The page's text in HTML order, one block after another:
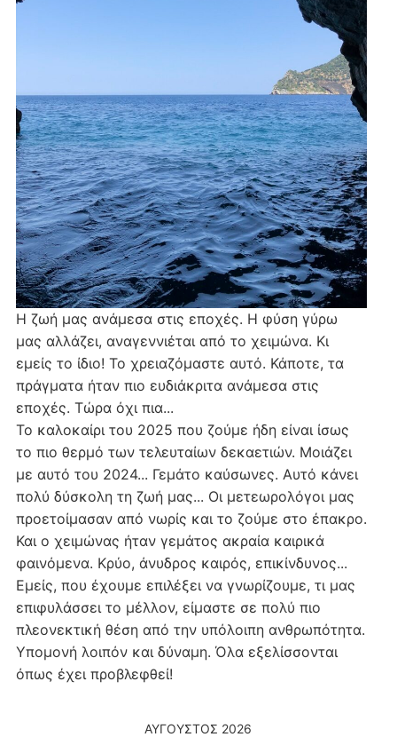
Η ζωή μας ανάμεσα στις εποχές. Η φύση γύρω
μας αλλάζει, αναγεννιέται από το χειμώνα. Κι
εμείς το ίδιο! Το χρειαζόμαστε αυτό. Κάποτε, τα
πράγματα ήταν πιο ευδιάκριτα ανάμεσα στις
εποχές. Τώρα όχι πια...
Το καλοκαίρι του 2025 που ζούμε ήδη είναι ίσως
το πιο θερμό των τελευταίων δεκαετιών. Μοιάζει
με αυτό του 2024... Γεμάτο καύσωνες. Αυτό κάνει
πολύ δύσκολη τη ζωή μας... Οι μετεωρολόγοι μας
προετοίμασαν από νωρίς και το ζούμε στο έπακρο.
Και ο χειμώνας ήταν γεμάτος ακραία καιρικά
φαινόμενα. Κρύο, άνυδρος καιρός, επικίνδυνος...
Εμείς, που έχουμε επιλέξει να γνωρίζουμε, τι μας
επιφυλάσσει το μέλλον, είμαστε σε πολύ πιο
πλεονεκτική θέση από την υπόλοιπη ανθρωπότητα.
Υπομονή λοιπόν και δύναμη. Όλα εξελίσσονται
όπως έχει προβλεφθεί!
ΑΎΓΟΥΣΤΟΣ 2026